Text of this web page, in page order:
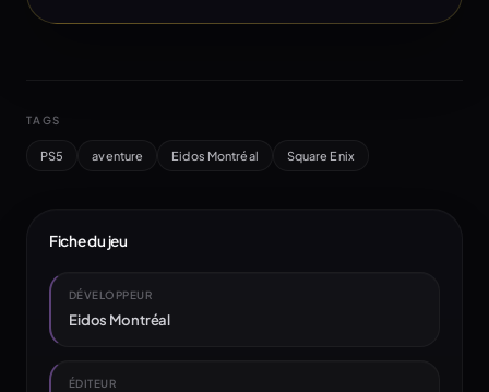
TAGS
PS5 aventure Eidos Montréal Square Enix
Fiche du jeu
DÉVELOPPEUR
Eidos Montréal
ÉDITEUR